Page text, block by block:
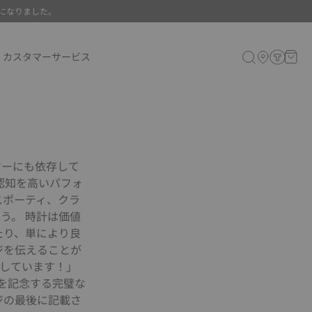
りました。
カスタマーサービス
にも依存して
を高いパフォ
ーティ、クラ
。 時計は価値
、単により良
伝えることが
ています！」
記念する完璧な
最後に記載さ